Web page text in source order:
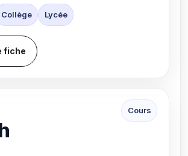
Collège Lycée
fiche
Cours